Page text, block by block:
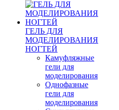
ГЕЛЬ ДЛЯ
МОДЕЛИРОВАНИЯ
НОГТЕЙ
Камуфляжные
гели для
моделирования
Однофазные
гели для
моделирования